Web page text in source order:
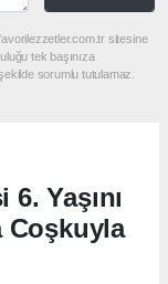
sitesine
tek başınıza
sorumlu tutulamaz.
Yaşını
Coşkuyla